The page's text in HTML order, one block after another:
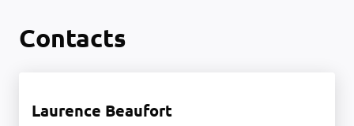
Contacts
Laurence Beaufort